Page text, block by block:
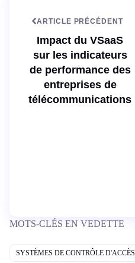
ARTICLE PRÉCÉDENT
Impact du VSaaS
sur les indicateurs
de performance des
entreprises de
télécommunications
MOTS-CLÉS EN VEDETTE
SYSTÈMES DE CONTRÔLE D'ACCÈS